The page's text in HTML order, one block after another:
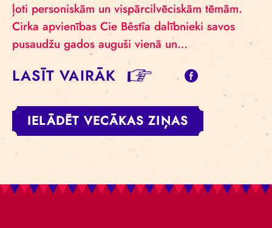
ļoti personiskām un vispārcilvēciskām tēmām.
Cirka apvienības Cie Bêstîa dalībnieki savos
pusaudžu gados auguši vienā un…
LASĪT VAIRĀK
IELĀDĒT VECĀKAS ZIŅAS